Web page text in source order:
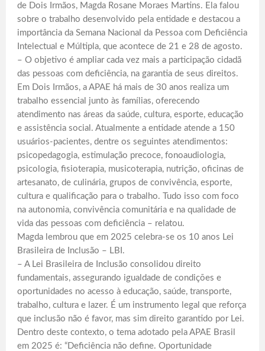
de Dois Irmãos, Magda Rosane Moraes Martins. Ela falou
sobre o trabalho desenvolvido pela entidade e destacou a
importância da Semana Nacional da Pessoa com Deficiência
Intelectual e Múltipla, que acontece de 21 e 28 de agosto.
– O objetivo é ampliar cada vez mais a participação cidadã
das pessoas com deficiência, na garantia de seus direitos.
Em Dois Irmãos, a APAE há mais de 30 anos realiza um
trabalho essencial junto às famílias, oferecendo
atendimento nas áreas da saúde, cultura, esporte, educação
e assistência social. Atualmente a entidade atende a 150
usuários-pacientes, dentre os seguintes atendimentos:
psicopedagogia, estimulação precoce, fonoaudiologia,
psicologia, fisioterapia, musicoterapia, nutrição, oficinas de
artesanato, de culinária, grupos de convivência, esporte,
cultura e qualificação para o trabalho. Tudo isso com foco
na autonomia, convivência comunitária e na qualidade de
vida das pessoas com deficiência – relatou.
Magda lembrou que em 2025 celebra-se os 10 anos Lei
Brasileira de Inclusão – LBI.
– A Lei Brasileira de Inclusão consolidou direito
fundamentais, assegurando igualdade de condições e
oportunidades no acesso à educação, saúde, transporte,
trabalho, cultura e lazer. É um instrumento legal que reforça
que inclusão não é favor, mas sim direito garantido por Lei.
Dentro deste contexto, o tema adotado pela APAE Brasil
em 2025 é: “Deficiência não define. Oportunidade